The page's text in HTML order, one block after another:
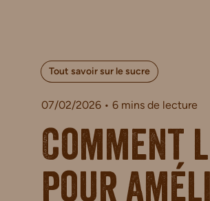
Galettes de maïs
Gâteaux Petit-
Boisson Petit-
Tout savoir sur le sucre
07/02/2026 • 6 mins de lecture